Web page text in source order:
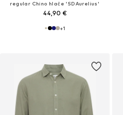
regular Chino hlače 'SDAurelius'
44,90 €
+1